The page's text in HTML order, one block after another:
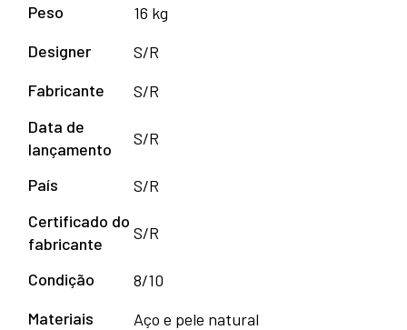
Peso
16 kg
Designer
S/R
Fabricante
S/R
Data de
lançamento
S/R
País
S/R
Certificado do
fabricante
S/R
Condição
8/10
Materiais
Aço e pele natural